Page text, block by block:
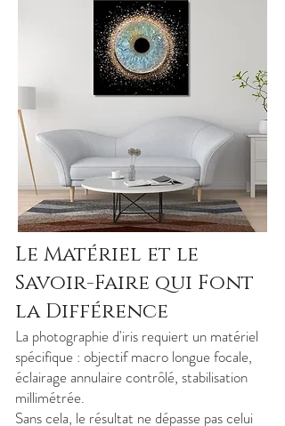
Le Matériel et le
Savoir-Faire qui Font
la Différence
La photographie d'iris requiert un matériel
spécifique : objectif macro longue focale,
éclairage annulaire contrôlé, stabilisation
millimétrée.
Sans cela, le résultat ne dépasse pas celui